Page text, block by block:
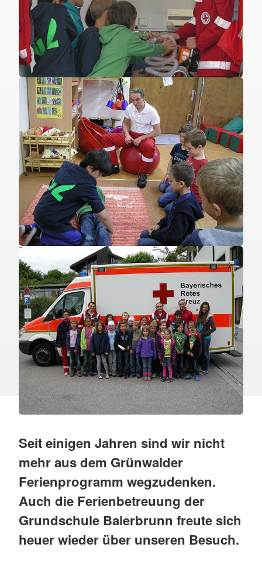
Seit einigen Jahren sind wir nicht
mehr aus dem Grünwalder
Ferienprogramm wegzudenken.
Auch die Ferienbetreuung der
Grundschule Baierbrunn freute sich
heuer wieder über unseren Besuch.